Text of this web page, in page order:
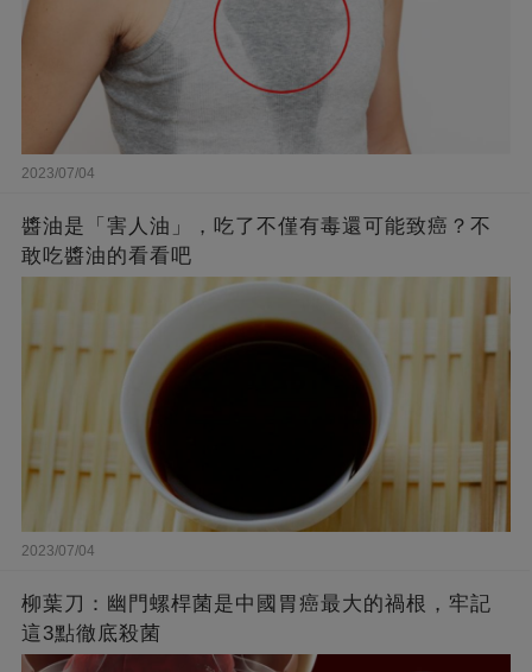
2023/07/04
醬油是「害人油」，吃了不僅有毒還可能致癌？不
敢吃醬油的看看吧
2023/07/04
柳葉刀：幽門螺桿菌是中國胃癌最大的禍根，牢記
這3點徹底殺菌